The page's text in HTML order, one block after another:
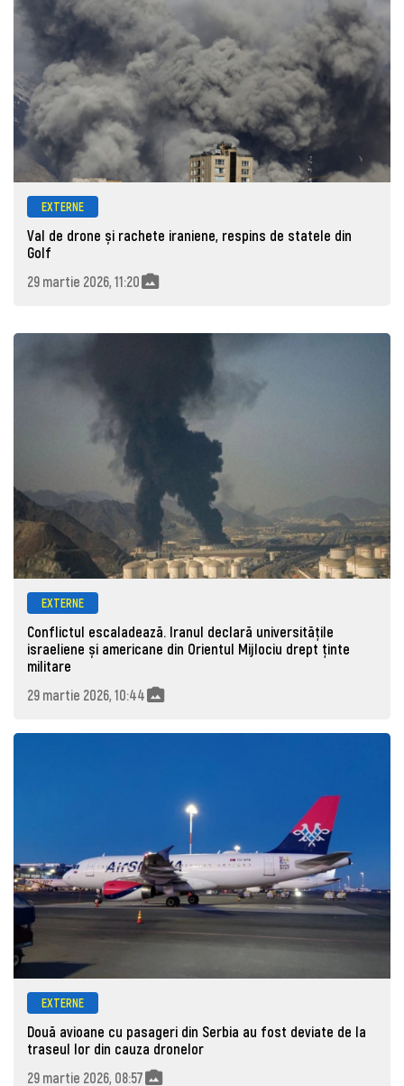
EXTERNE
Val de drone și rachete iraniene, respins de statele din
Golf
29 martie 2026, 11:20
EXTERNE
Conflictul escaladează. Iranul declară universitățile
israeliene și americane din Orientul Mijlociu drept ținte
militare
29 martie 2026, 10:44
EXTERNE
Două avioane cu pasageri din Serbia au fost deviate de la
traseul lor din cauza dronelor
29 martie 2026, 08:57